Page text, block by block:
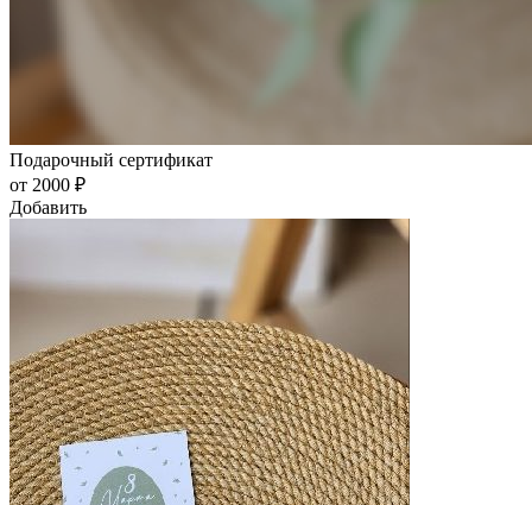
Подарочный сертификат
от 2000 ₽
Добавить